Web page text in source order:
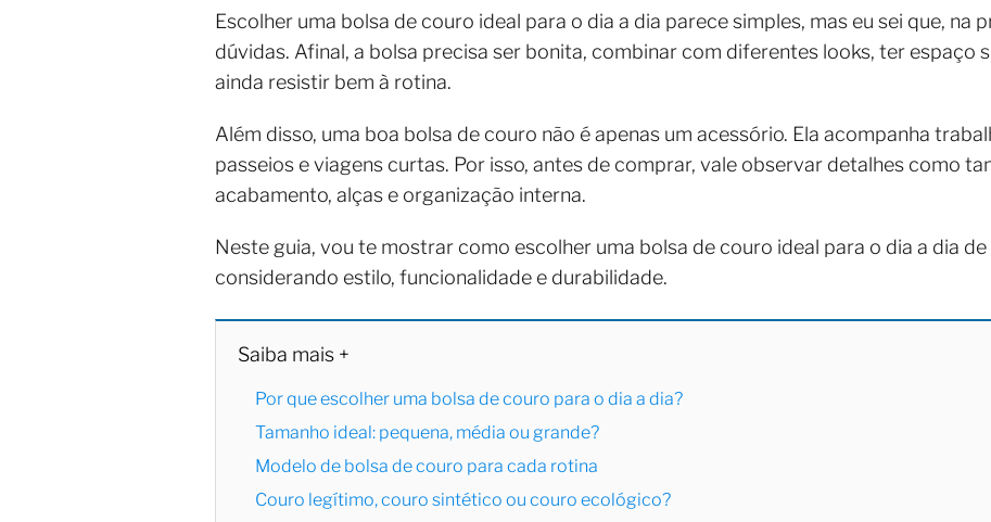
Escolher uma bolsa de couro ideal para o dia a dia parece simples, mas eu sei que, na
dúvidas. Afinal, a bolsa precisa ser bonita, combinar com diferentes looks, ter espaço
ainda resistir bem à rotina.
Além disso, uma boa bolsa de couro não é apenas um acessório. Ela acompanha
passeios e viagens curtas. Por isso, antes de comprar, vale observar detalhes como
acabamento, alças e organização interna.
Neste guia, vou te mostrar como escolher uma bolsa de couro ideal para o dia a dia
considerando estilo, funcionalidade e durabilidade.
Saiba mais +
Por que escolher uma bolsa de couro para o dia a dia?
Tamanho ideal: pequena, média ou grande?
Modelo de bolsa de couro para cada rotina
Couro legítimo, couro sintético ou couro ecológico?